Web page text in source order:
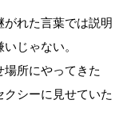
がれた言葉では説明
じゃない。
所にやってきた
クシーに見せていた